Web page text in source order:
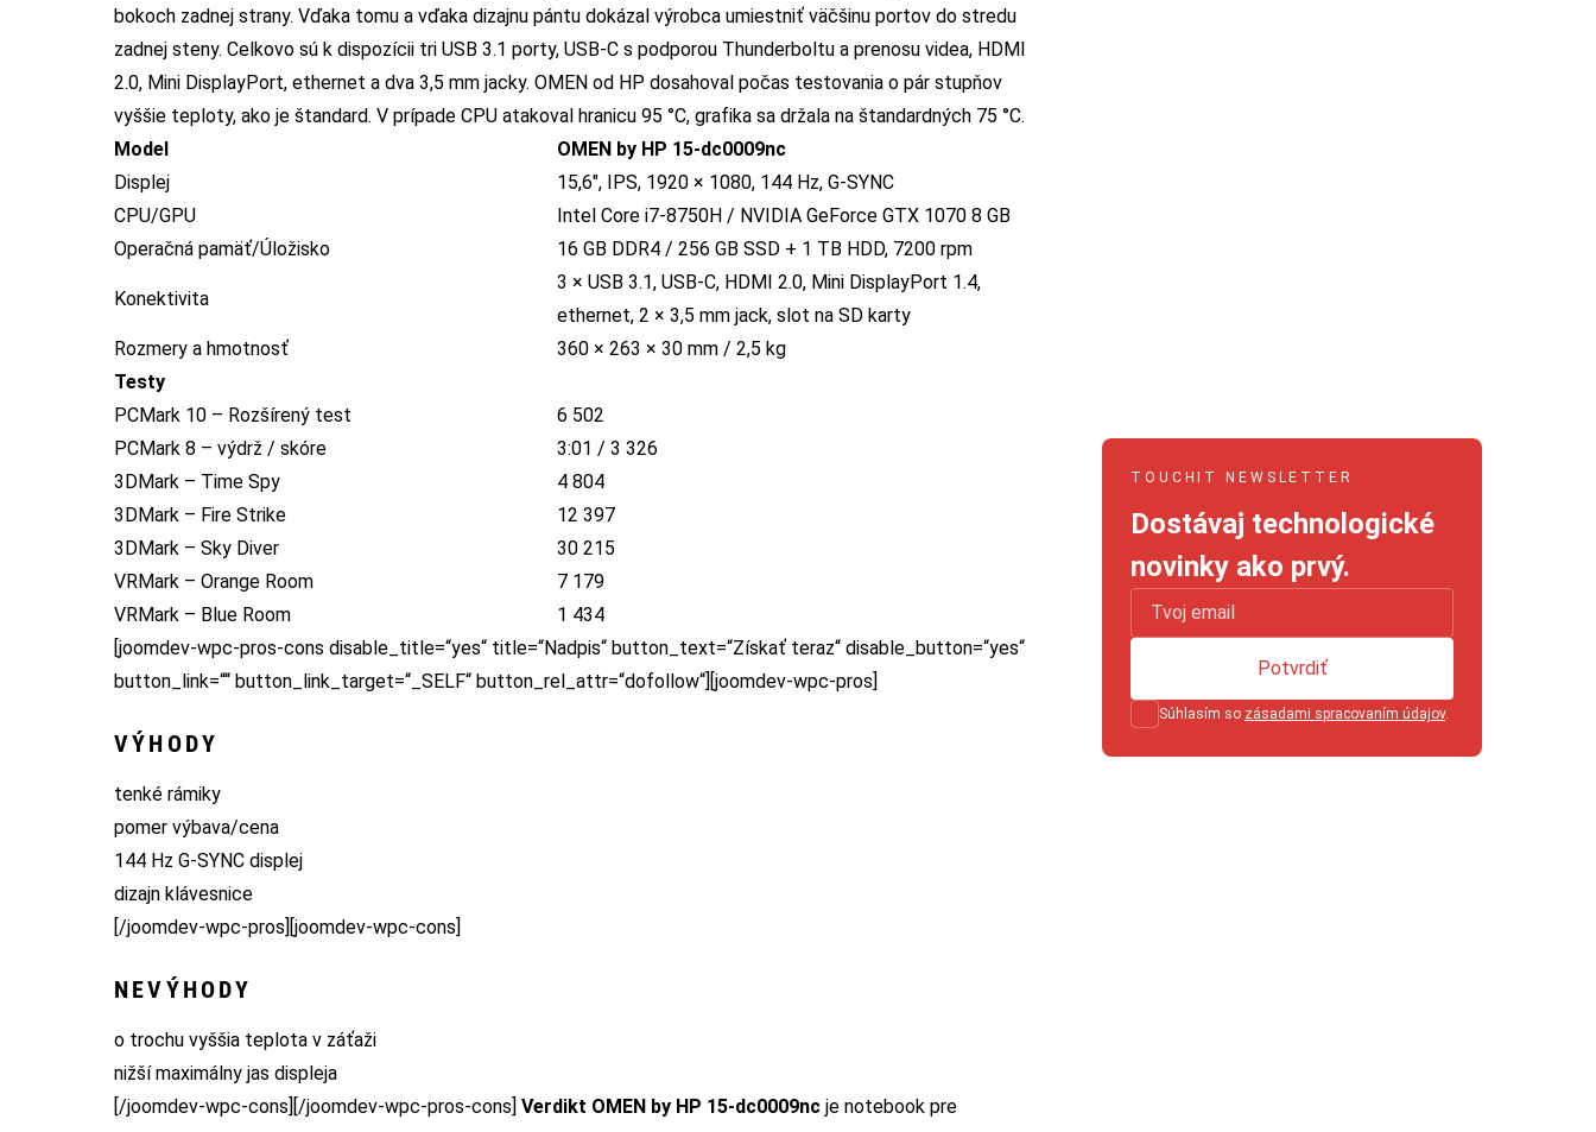
bokoch zadnej strany. Vďaka tomu a vďaka dizajnu pántu dokázal výrobca umiestniť väčšinu portov do stredu
zadnej steny. Celkovo sú k dispozícii tri USB 3.1 porty, USB-C s podporou Thunderboltu a prenosu videa, HDMI
2.0, Mini DisplayPort, ethernet a dva 3,5 mm jacky. OMEN od HP dosahoval počas testovania o pár stupňov
vyššie teploty, ako je štandard. V prípade CPU atakoval hranicu 95 °C, grafika sa držala na štandardných 75 °C.
Model
OMEN by HP 15-dc0009nc
Displej
15,6″, IPS, 1920 × 1080, 144 Hz, G-SYNC
CPU/GPU
Intel Core i7-8750H / NVIDIA GeForce GTX 1070 8 GB
Operačná pamäť/Úložisko
16 GB DDR4 / 256 GB SSD + 1 TB HDD, 7200 rpm
Konektivita
3 × USB 3.1, USB-C, HDMI 2.0, Mini DisplayPort 1.4,
ethernet, 2 × 3,5 mm jack, slot na SD karty
Rozmery a hmotnosť
360 × 263 × 30 mm / 2,5 kg
Testy
PCMark 10 – Rozšírený test
6 502
PCMark 8 – výdrž / skóre
3:01 / 3 326
3DMark – Time Spy
4 804
3DMark – Fire Strike
12 397
3DMark – Sky Diver
30 215
VRMark – Orange Room
7 179
VRMark – Blue Room
1 434
[joomdev-wpc-pros-cons disable_title=“yes“ title=“Nadpis“ button_text=“Získať teraz“ disable_button=“yes“
button_link=““ button_link_target=“_SELF“ button_rel_attr=“dofollow“][joomdev-wpc-pros]
VÝHODY
tenké rámiky
pomer výbava/cena
144 Hz G-SYNC displej
dizajn klávesnice
[/joomdev-wpc-pros][joomdev-wpc-cons]
NEVÝHODY
o trochu vyššia teplota v záťaži
nižší maximálny jas displeja
[/joomdev-wpc-cons][/joomdev-wpc-pros-cons] Verdikt OMEN by HP 15-dc0009nc je notebook pre
TOUCHIT NEWSLETTER
Dostávaj technologické
novinky ako prvý.
Súhlasím so zásadami spracovaním údajov.
Potvrdiť